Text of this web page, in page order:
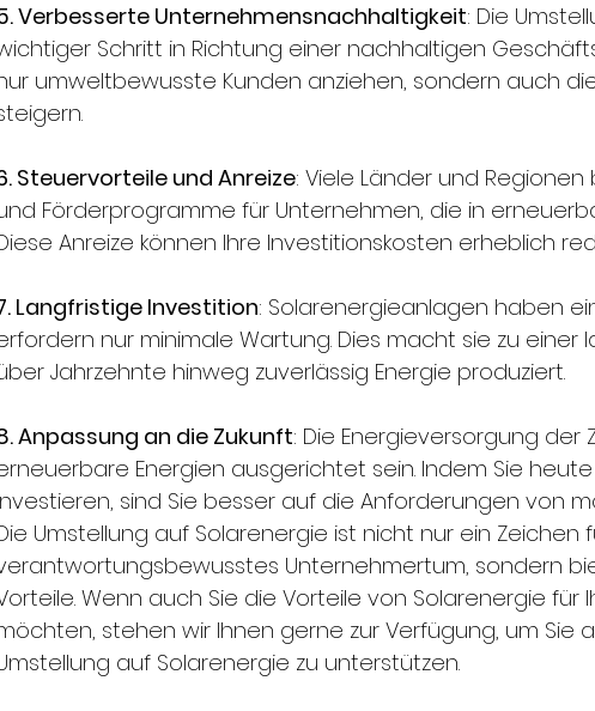
Verbesserte Unternehmensnachhaltigkeit: Die
Schritt in Richtung einer nachhaltigen
umweltbewusste Kunden anziehen, sondern auch
Steuervorteile und Anreize: Viele Länder und
Förderprogramme für Unternehmen, die in
Anreize können Ihre Investitionskosten erheblich
Langfristige Investition: Solarenergieanlagen haben
nur minimale Wartung. Dies macht sie zu einer
Jahrzehnte hinweg zuverlässig Energie produziert.
Anpassung an die Zukunft: Die Energieversorgung der
Energien ausgerichtet sein. Indem Sie
sind Sie besser auf die Anforderungen von
Umstellung auf Solarenergie ist nicht nur ein Zeichen
Unternehmertum, sondern
Wenn auch Sie die Vorteile von Solarenergie für
stehen wir Ihnen gerne zur Verfügung, um Sie
auf Solarenergie zu unterstützen.